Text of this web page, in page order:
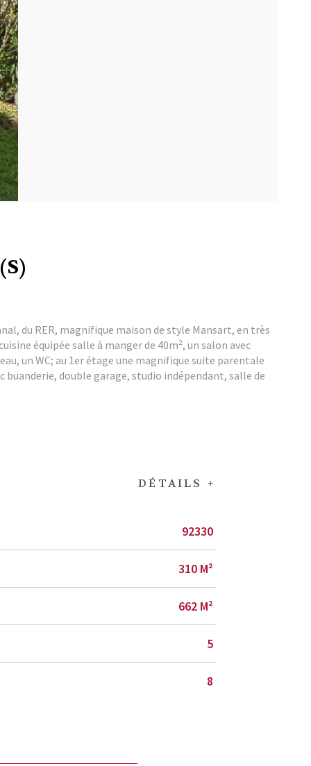
du RER, magnifique maison de style Mansart, en très
équipée salle à manger de 40m², un salon avec
un WC; au 1er étage une magnifique suite parentale
buanderie, double garage, studio indépendant, salle de
DÉTAILS +
92330
310 M²
662 M²
5
8